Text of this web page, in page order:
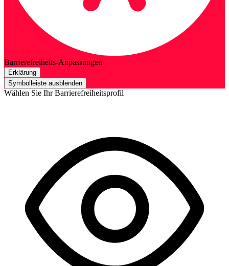
Barrierefreiheits-Anpassungen
Erklärung
Symbolleiste ausblenden
Wählen Sie Ihr Barrierefreiheitsprofil